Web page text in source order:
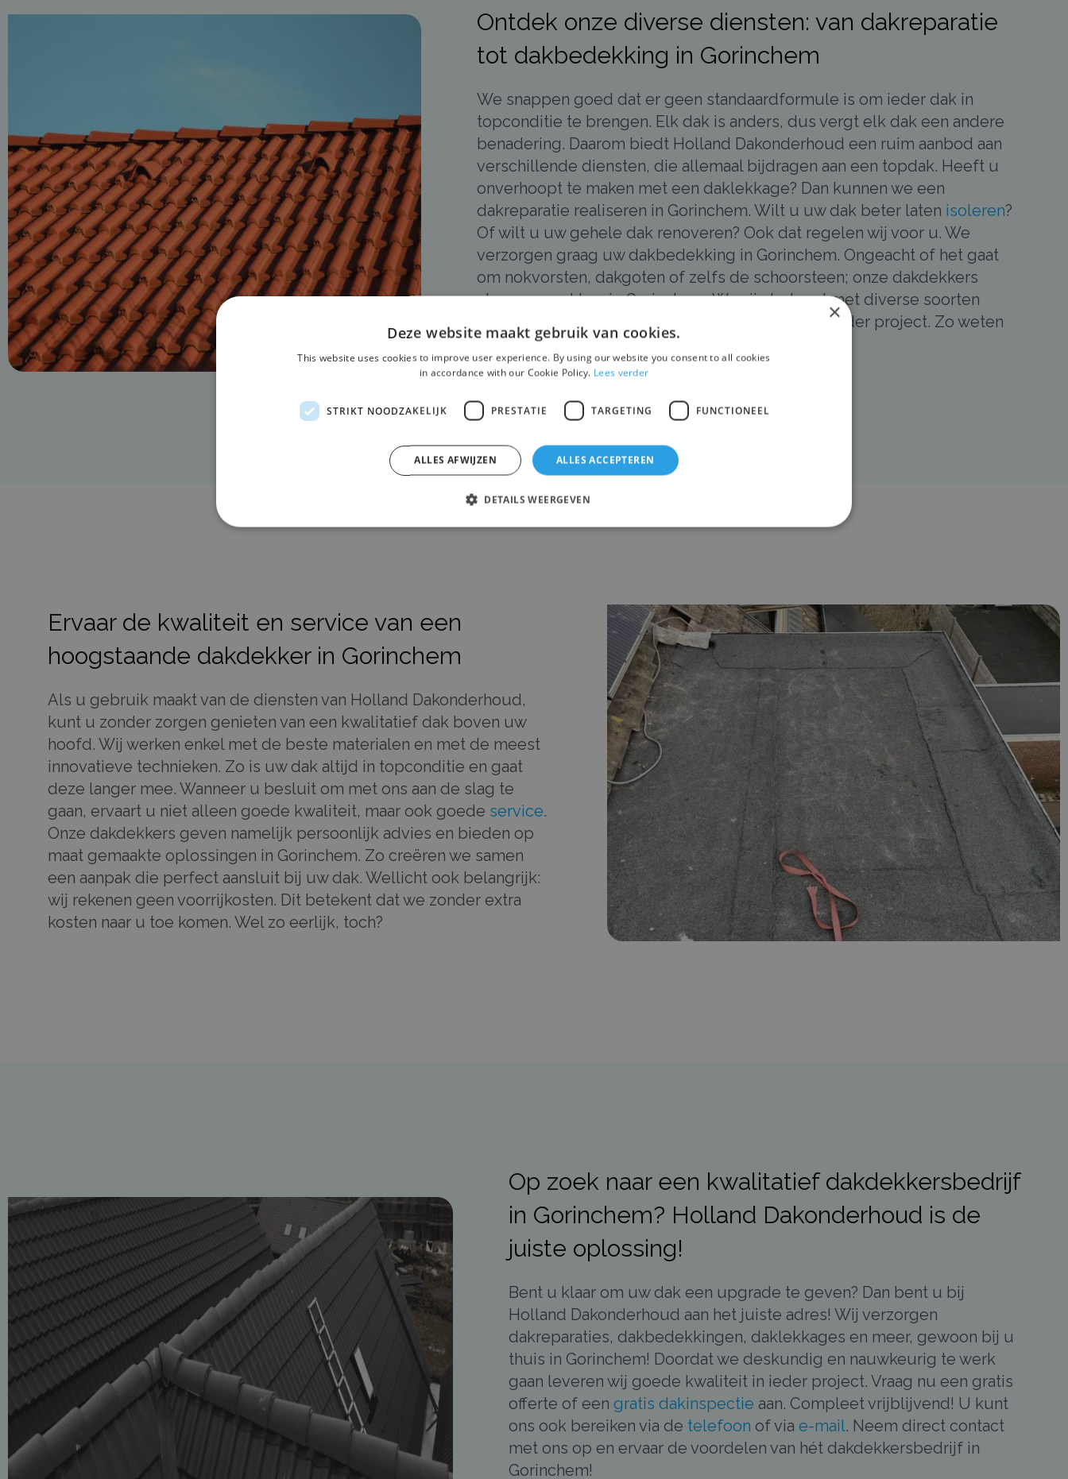
Ontdek onze diverse diensten: van dakreparatie
tot dakbedekking in Gorinchem
We snappen goed dat er geen standaardformule is om ieder dak in
topconditie te brengen. Elk dak is anders, dus vergt elk dak een andere
benadering. Daarom biedt Holland Dakonderhoud een ruim aanbod aan
verschillende diensten, die allemaal bijdragen aan een topdak. Heeft u
onverhoopt te maken met een daklekkage? Dan kunnen we een
dakreparatie realiseren in Gorinchem. Wilt u uw dak beter laten isoleren?
Of wilt u uw gehele dak renoveren? Ook dat regelen wij voor u. We
verzorgen graag uw dakbedekking in Gorinchem. Ongeacht of het gaat
om nokvorsten, dakgoten of zelfs de schoorsteen; onze dakdekkers
staan voor u klaar in Gorinchem. We zijn bekend met diverse soorten
daken en weten onze expertise toe te passen in ieder project. Zo weten
wij uw dak naar een nieuwe hoogte te brengen!
Ervaar de kwaliteit en service van een
hoogstaande dakdekker in Gorinchem
Als u gebruik maakt van de diensten van Holland Dakonderhoud,
kunt u zonder zorgen genieten van een kwalitatief dak boven uw
hoofd. Wij werken enkel met de beste materialen en met de meest
innovatieve technieken. Zo is uw dak altijd in topconditie en gaat
deze langer mee. Wanneer u besluit om met ons aan de slag te
gaan, ervaart u niet alleen goede kwaliteit, maar ook goede service.
Onze dakdekkers geven namelijk persoonlijk advies en bieden op
maat gemaakte oplossingen in Gorinchem. Zo creëren we samen
een aanpak die perfect aansluit bij uw dak. Wellicht ook belangrijk:
wij rekenen geen voorrijkosten. Dit betekent dat we zonder extra
kosten naar u toe komen. Wel zo eerlijk, toch?
Op zoek naar een kwalitatief dakdekkersbedrijf
in Gorinchem? Holland Dakonderhoud is de
juiste oplossing!
Bent u klaar om uw dak een upgrade te geven? Dan bent u bij
Holland Dakonderhoud aan het juiste adres! Wij verzorgen
dakreparaties, dakbedekkingen, daklekkages en meer, gewoon bij u
thuis in Gorinchem! Doordat we deskundig en nauwkeurig te werk
gaan leveren wij goede kwaliteit in ieder project. Vraag nu een gratis
offerte of een gratis dakinspectie aan. Compleet vrijblijvend! U kunt
ons ook bereiken via de telefoon of via e-mail. Neem direct contact
met ons op en ervaar de voordelen van hét dakdekkersbedrijf in
Gorinchem!
×
Deze website maakt gebruik van cookies.
This website uses cookies to improve user experience. By using our website you consent to all cookies
in accordance with our Cookie Policy. Lees verder
STRIKT NOODZAKELIJK PRESTATIE TARGETING FUNCTIONEEL
ALLES ACCEPTEREN
ALLES AFWIJZEN
DETAILS WEERGEVEN